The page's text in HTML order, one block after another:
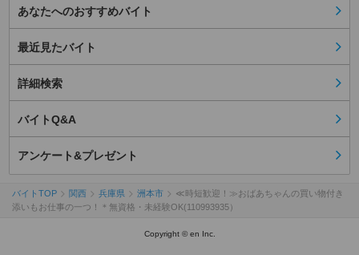
あなたへのおすすめバイト
最近見たバイト
詳細検索
バイトQ&A
アンケート&プレゼント
バイトTOP 関西 兵庫県 洲本市
≪時短歓迎！≫おばあちゃんの買い物付き
添いもお仕事の一つ！＊無資格・未経験OK(110993935）
Copyright © en Inc.